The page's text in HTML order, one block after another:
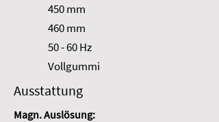
450 mm
460 mm
50 - 60 Hz
Vollgummi
Ausstattung
Magn. Auslösung: